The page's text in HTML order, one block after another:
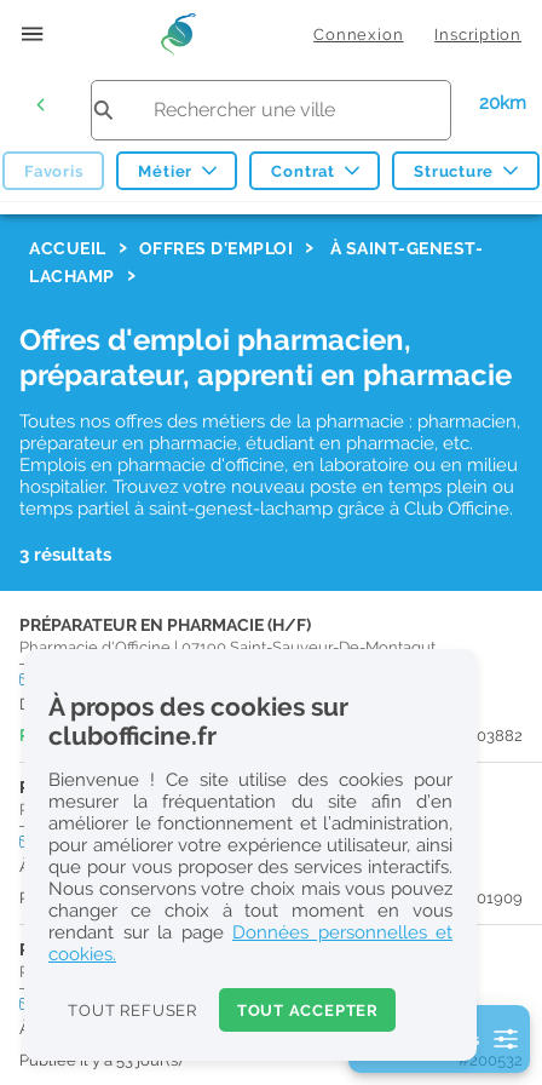
Connexion Inscription
20km
Favoris Métier Contrat Structure
Réinitialiser
2
0
k
Consulter les offres de la France d'outre-mer
ACCUEIL OFFRES D'EMPLOI
À SAINT-GENEST-
LACHAMP
Offres d'emploi pharmacien,
préparateur, apprenti en pharmacie
Toutes nos offres des métiers de la pharmacie : pharmacien,
préparateur en pharmacie, étudiant en pharmacie, etc.
Emplois en pharmacie d'officine, en laboratoire ou en milieu
hospitalier. Trouvez votre nouveau poste en temps plein ou
temps partiel à saint-genest-lachamp grâce à Club Officine.
3 résultats
PRÉPARATEUR EN PHARMACIE (H/F)
Pharmacie d'Officine | 07190 Saint-Sauveur-De-Montagut
Dès que possible
Publiée il y a 2 jour(s)
#203882
PHARMACIEN (H/F)
Pharmacie d'Officine|07320Saint-Agrève
CDI temps plein
À partir du 22/08/26
Publiée il y a 37 jour(s)
#201909
PHARMACIEN (H/F)
Pharmacie d'Officine
CDItemps plein
À partir du 31/08/26
URGENT
Publiée il y a 53 jour(s) #200532
2 filtre(s) actifs
À propos des cookies sur
clubofficine.fr
Bienvenue ! Ce site utilise des cookies pour
mesurer la fréquentation du site afin d’en
améliorer le fonctionnement et l’administration,
pour améliorer votre expérience utilisateur, ainsi
que pour vous proposer des services interactifs.
Nous conservons votre choix mais vous pouvez
changer ce choix à tout moment en vous
rendant sur la page Données personnelles et
cookies.
TOUT REFUSER TOUT ACCEPTER